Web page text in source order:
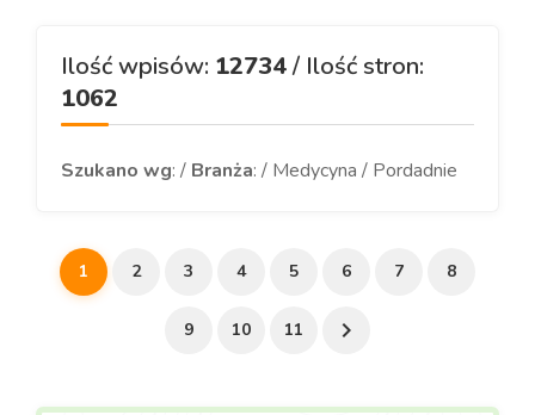
Ilość wpisów: 12734/ Ilość stron:
1062
Szukano wg: / Branża: / Medycyna / Pordadnie
1 2 3 4 5 6 7 8
9 10 11